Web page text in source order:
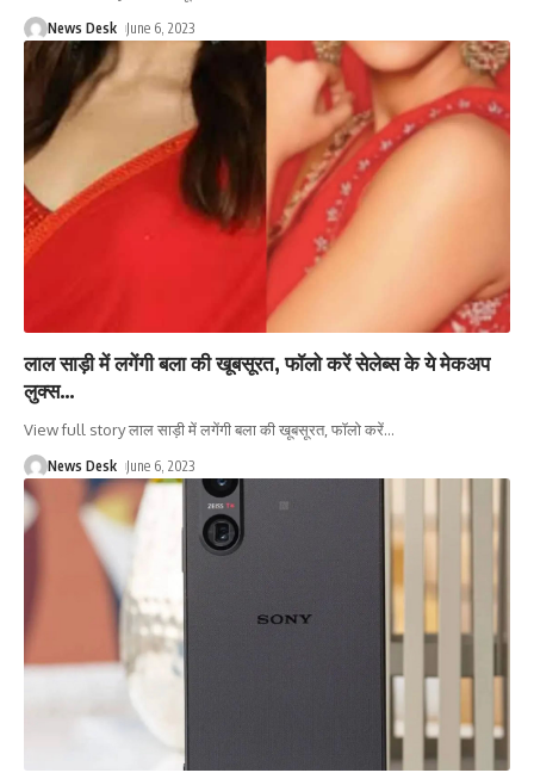
News Desk June 6, 2023
लाल साड़ी में लगेंगी बला की खूबसूरत, फॉलो करें सेलेब्स के ये मेकअप
लुक्स…
View full story लाल साड़ी में लगेंगी बला की खूबसूरत, फॉलो करें…
News Desk June 6, 2023